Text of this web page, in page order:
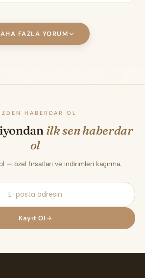
FAZLA YORUM
HABERDAR OL
ilk sen haberdar
ol
— özel fırsatları ve indirimleri kaçırma.
Kayıt Ol